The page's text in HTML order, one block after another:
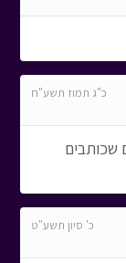
כ"ג תמוז תשע"ח
שכותבים
כ' סיון תשע"ט